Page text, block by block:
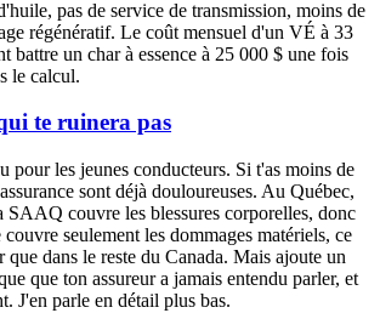
pas de service de transmission, moins de
régénératif. Le coût mensuel d'un VÉ à 33
battre un char à essence à 25 000 $ une fois
le calcul.
te ruinera pas
pour les jeunes conducteurs. Si t'as moins de
sont déjà douloureuses. Au Québec,
SAAQ couvre les blessures corporelles, donc
seulement les dommages matériels, ce
que dans le reste du Canada. Mais ajoute un
que ton assureur a jamais entendu parler, et
J'en parle en détail plus bas.